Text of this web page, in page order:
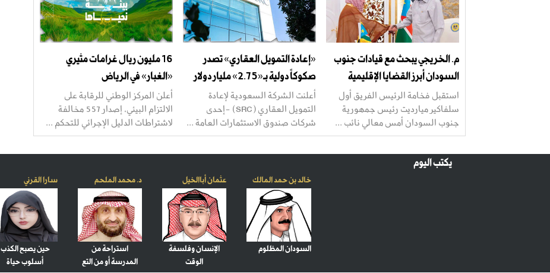
م. الخريجي يبحث مع قيادات جنوب
السودان أبرز القضايا الإقليمية
استقبل فخامة الرئيس الفريق أول
سلفاكير ميارديت رئيس جمهورية
جنوب السودان أمس معالي نائب ...
«إعادة التمويل العقاري» تصدر
صكوكاً دولية بـ«2.75» مليار دولار
أعلنت الشركة السعودية لإعادة
التمويل العقاري (SRC) -إحدى
شركات صندوق الاستثمارات العامة ...
16 مليون ريال غرامات مثيري
«الغبار» في الرياض
أعلن المركز الوطني للرقابة على
الالتزام البيئي، إصدار 557 مخالفة
لاشتراطات الدليل الإجرائي للتحكم ...
يكتب اليوم
خالد بن حمد المالك
السودان المظلوم
عثمان أباالخيل
الإنسان وفلسفة
الوقت
د. محمد الملحم
استراحة من
المدرسة أو من التع
سارا القرني
حين يصبح الكذب
أسلوب حياة